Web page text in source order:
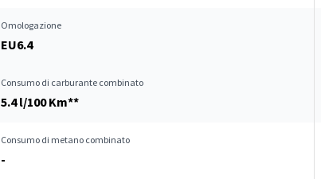
Omologazione
EU6.4
Consumo di carburante combinato
5.4 l/100 Km**
Consumo di metano combinato
-